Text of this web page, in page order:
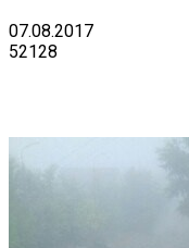
07.08.2017
52128